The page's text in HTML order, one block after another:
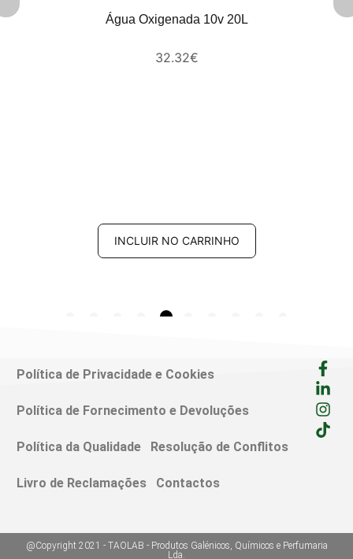
Água Oxigenada 10v 20L
32.32€
INCLUIR NO CARRINHO
Política de Privacidade e Cookies
Política de Fornecimento e Devoluções
Política da Qualidade Resolução de Conflitos
Livro de Reclamações Contactos
@Copyright 2021 - TAOLAB - Produtos Galénicos, Químicos e Perfumaria
Lda.